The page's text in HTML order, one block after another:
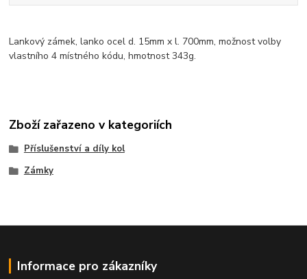
Lankový zámek, lanko ocel d. 15mm x l. 700mm, možnost volby
vlastního 4 místného kódu, hmotnost 343g.
Zboží zařazeno v kategoriích
Příslušenství a díly kol
Zámky
Informace pro zákazníky